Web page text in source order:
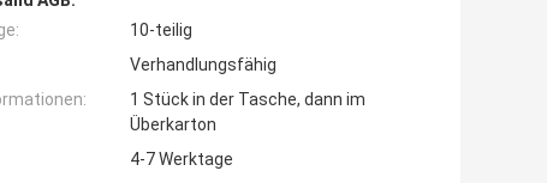
10-teilig
Verhandlungsfähig
1 Stück in der Tasche, dann im
Überkarton
4-7 Werktage